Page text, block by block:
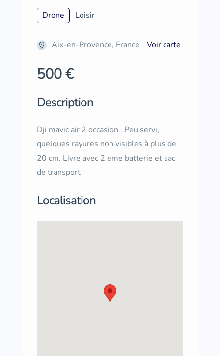
Drone Loisir
Aix-en-Provence, France Voir carte
500 €
Description
Dji mavic air 2 occasion . Peu servi,
quelques rayures non visibles à plus de
20 cm. Livre avec 2 eme batterie et sac
de transport
Localisation